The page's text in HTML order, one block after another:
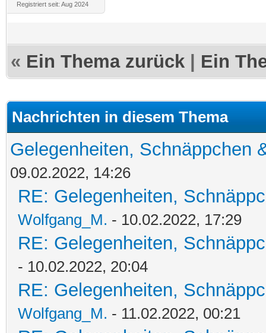
Registriert seit: Aug 2024
« Ein Thema zurück Ein
Nachrichten in diesem Thema
Gelegenheiten, Schnäppchen
09.02.2022, 14:26
RE: Gelegenheiten,
Wolfgang_M. - 10.02.2022, 17:29
RE: Gelegenheiten,
- 10.02.2022, 20:04
RE: Gelegenheiten,
Wolfgang_M. - 11.02.2022, 00:21